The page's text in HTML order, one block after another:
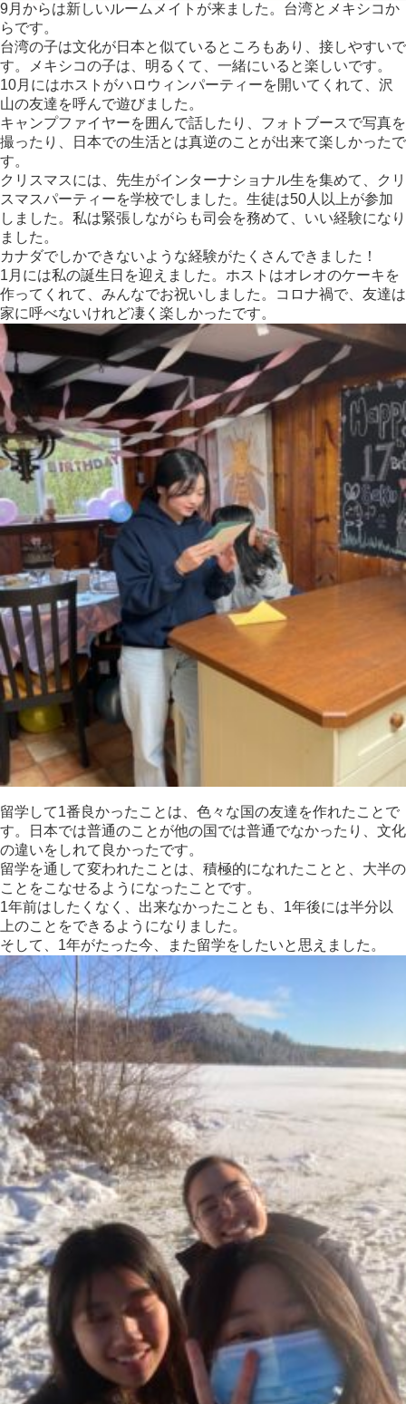
9月からは新しいルームメイトが来ました。 台湾とメキシコか
らです。
台湾の子は文化が日本と似ているところもあり、接しやすいで
す。
メキシコの子は、明るくて、一緒にいると楽しいです。
10月にはホストがハロウィンパーティーを開いてくれて、 沢
山の友達を呼んで遊びました。
キャンプファイヤーを囲んで話したり、 フォトブースで写真を
撮ったり、
日本での生活とは真逆のことが出来て楽しかったで
す。
クリスマスには、先生がインターナショナル生を集めて、
クリ
スマスパーティーを学校でしました。 生徒は50人以上が参加
しました。 私は緊張しながらも司会を務めて、いい経験になり
ました。
カナダでしかできないような経験がたくさんできました！
1月には私の誕生日を迎えました。 ホストはオレオのケーキを
作ってくれて、 みんなでお祝いしました。コロナ禍で、 友達は
家に呼べないけれど凄く楽しかったです。
留学して1番良かったことは、色々な国の友達を作れたことで
す。
日本では普通のことが他の国では普通でなかったり、 文化
の違いをしれて良かったです。
留学を通して変われたことは、積極的になれたことと、 大半の
ことをこなせるようになったことです。
1年前はしたくなく、出来なかったことも、 1年後には半分以
上のことをできるようになりました。
そして、1年がたった今、また留学をしたいと思えました。